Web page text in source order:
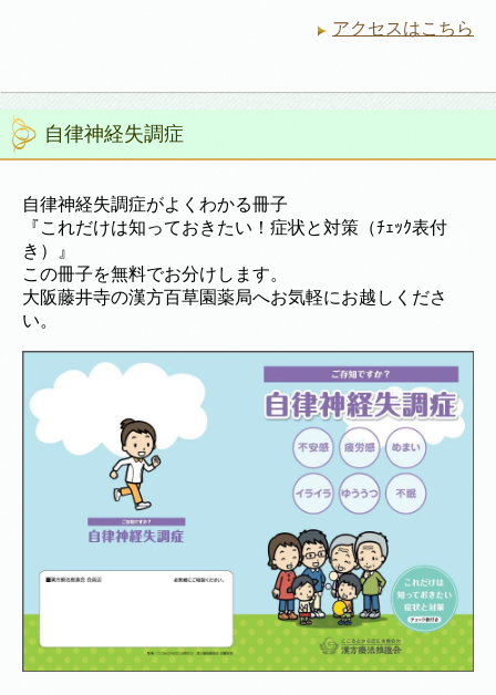
アクセスはこちら
自律神経失調症
自律神経失調症がよくわかる冊子
『これだけは知っておきたい！症状と対策（ﾁｪｯｸ表付
き）』
この冊子を無料でお分けします。
大阪藤井寺の漢方百草園薬局へお気軽にお越しくださ
い。